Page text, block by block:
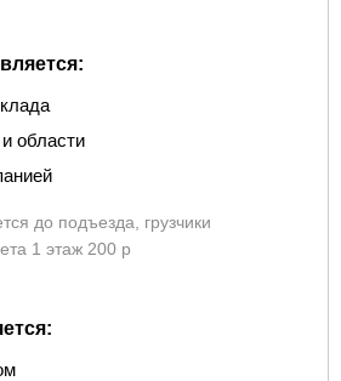
области
до подъезда, грузчики
1 этаж 200 р